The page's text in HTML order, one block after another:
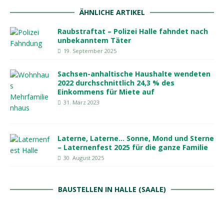
ÄHNLICHE ARTIKEL
Raubstraftat – Polizei Halle fahndet nach
unbekanntem Täter
19. September 2025
Sachsen-anhaltische Haushalte wendeten
2022 durchschnittlich 24,3 % des
Einkommens für Miete auf
31. März 2023
Laterne, Laterne… Sonne, Mond und Sterne
– Laternenfest 2025 für die ganze Familie
30. August 2025
BAUSTELLEN IN HALLE (SAALE)